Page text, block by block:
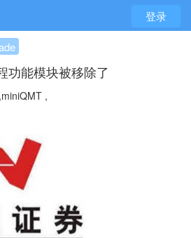
登录
功能模块被移除了
,